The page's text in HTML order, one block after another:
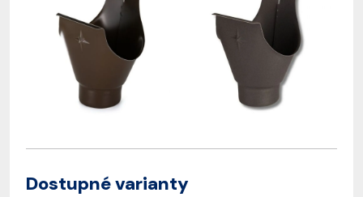
Dostupné varianty